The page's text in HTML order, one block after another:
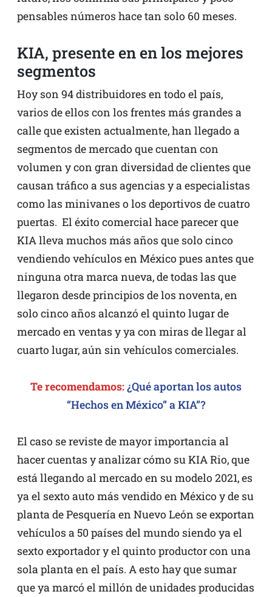
pensables números hace tan solo 60 meses.
KIA, presente en en los mejores
segmentos
Hoy son 94 distribuidores en todo el país,
varios de ellos con los frentes más grandes a
calle que existen actualmente, han llegado a
segmentos de mercado que cuentan con
volumen y con gran diversidad de clientes que
causan tráfico a sus agencias y a especialistas
como las minivanes o los deportivos de cuatro
puertas. El éxito comercial hace parecer que
KIA lleva muchos más años que solo cinco
vendiendo vehículos en México pues antes que
ninguna otra marca nueva, de todas las que
llegaron desde principios de los noventa, en
solo cinco años alcanzó el quinto lugar de
mercado en ventas y ya con miras de llegar al
cuarto lugar, aún sin vehículos comerciales.
Te recomendamos:¿Qué aportan los autos
“Hechos en México” a KIA”?
El caso se reviste de mayor importancia al
hacer cuentas y analizar cómo su KIA Rio, que
está llegando al mercado en su modelo 2021, es
ya el sexto auto más vendido en México y de su
planta de Pesquería en Nuevo León se exportan
vehículos a 50 países del mundo siendo ya el
sexto exportador y el quinto productor con una
sola planta en el país. A esto hay que sumar
que ya marcó el millón de unidades producidas